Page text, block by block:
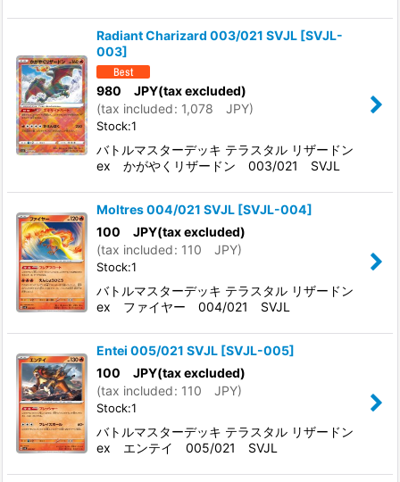
Radiant Charizard 003/021 SVJL [SVJL-
003]
980 JPY(tax excluded)
(tax included: 1,078 JPY)
Stock:1
バトルマスターデッキ テラスタル リザードン
ex かがやくリザードン 003/021 SVJL
Moltres 004/021 SVJL [SVJL-004]
100 JPY(tax excluded)
(tax included: 110 JPY)
Stock:1
バトルマスターデッキ テラスタル リザードン
ex ファイヤー 004/021 SVJL
Entei 005/021 SVJL [SVJL-005]
100 JPY(tax excluded)
(tax included: 110 JPY)
Stock:1
バトルマスターデッキ テラスタル リザードン
ex エンテイ 005/021 SVJL